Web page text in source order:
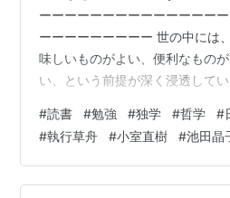
ーーーーーーーーーーーーーー
ーーーーーーーーー 世の中には
味しいものがよい、便利なもの
い、という前提が深く浸透して
い。楽しい時間を過ごせば気分
具があれば生活は楽になる。疲
さは救いである。だから、物質
を、すべて浅薄なものとして切
#読書 #勉強 #独学 #哲学 #
#執行草舟 #小室直樹 #池田晶